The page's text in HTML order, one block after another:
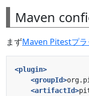
Maven
まずMaven Pitestプラ
<plugin>
<groupId>
<artifactId>